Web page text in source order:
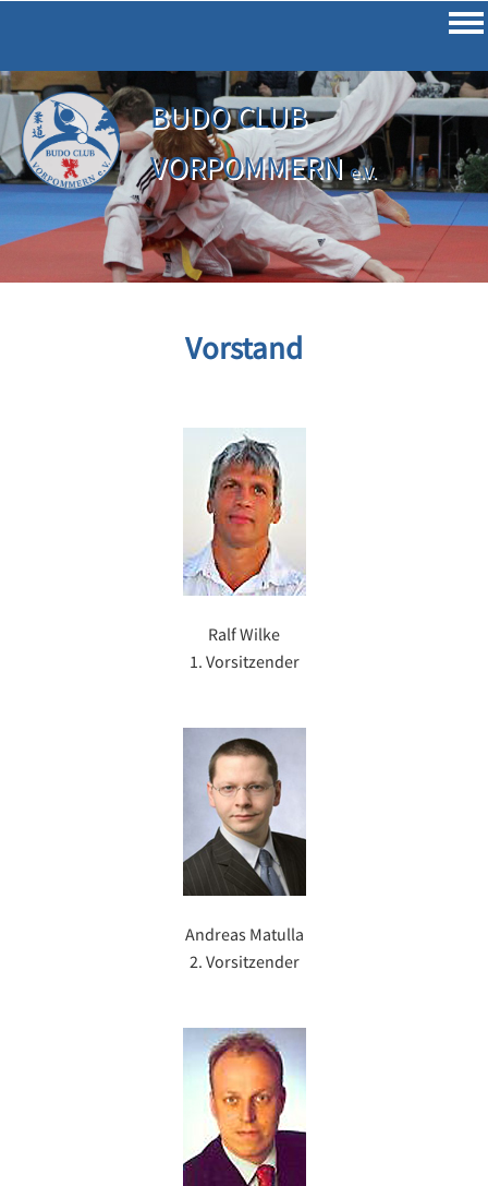
BUDO CLUB
VORPOMMERNe.V.
Vorstand
Ralf Wilke
1. Vorsitzender
Andreas Matulla
2. Vorsitzender